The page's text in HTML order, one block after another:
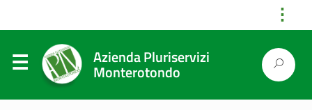
⋮
Azienda Pluriservizi
Monterotondo